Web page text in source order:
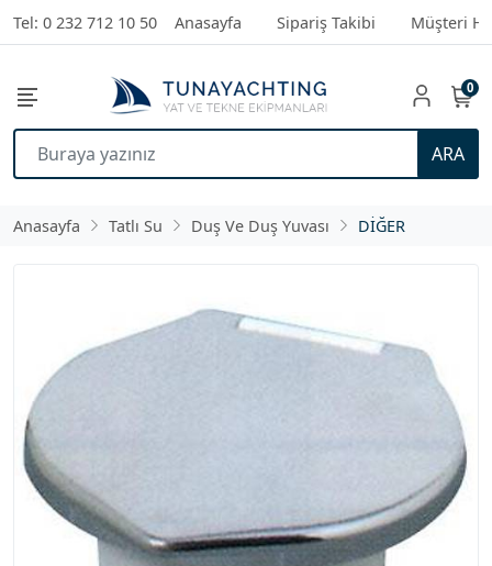
Tel: 0 232 712 10 50 Anasayfa Sipariş Takibi Müşteri
ARA
0
Anasayfa Tatlı Su Duş Ve Duş Yuvası DİĞER